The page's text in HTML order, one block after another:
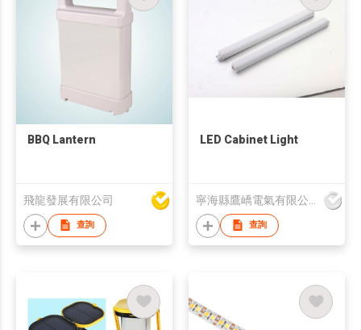
BBQ Lantern
飛龍發展有限公司
查詢
LED Cabinet Light
查詢